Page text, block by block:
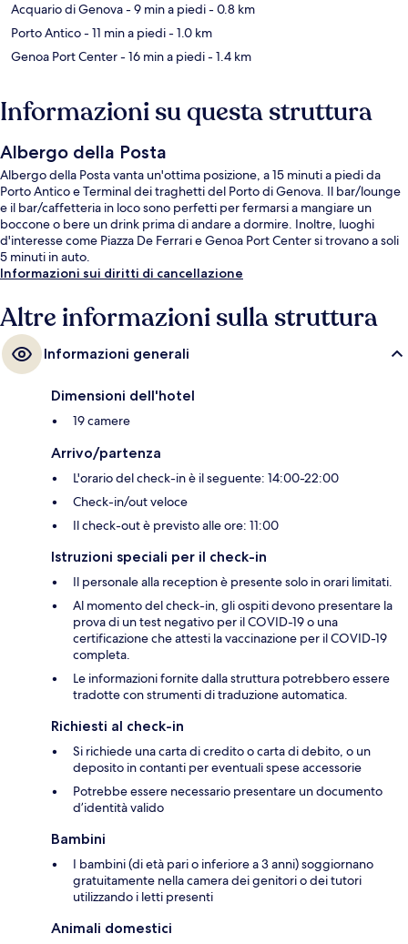
Acquario di Genova- 9 min a piedi- 0.8 km
Porto Antico- 11 min a piedi- 1.0 km
Genoa Port Center- 16 min a piedi- 1.4 km
Informazioni su questa struttura
Albergo della Posta
Albergo della Posta vanta un'ottima posizione, a 15 minuti a piedi da
Porto Antico e Terminal dei traghetti del Porto di Genova. Il bar/lounge
e il bar/caffetteria in loco sono perfetti per fermarsi a mangiare un
boccone o bere un drink prima di andare a dormire. Inoltre, luoghi
d'interesse come Piazza De Ferrari e Genoa Port Center si trovano a soli
5 minuti in auto.
Informazioni sui diritti di cancellazione
Altre informazioni sulla struttura
Informazioni generali
Dimensioni dell'hotel
19 camere
Arrivo/partenza
L'orario del check-in è il seguente: 14:00-22:00
Check-in/out veloce
Il check-out è previsto alle ore: 11:00
Istruzioni speciali per il check-in
Il personale alla reception è presente solo in orari limitati.
Al momento del check-in, gli ospiti devono presentare la
prova di un test negativo per il COVID-19 o una
certificazione che attesti la vaccinazione per il COVID-19
completa.
Le informazioni fornite dalla struttura potrebbero essere
tradotte con strumenti di traduzione automatica.
Richiesti al check-in
Si richiede una carta di credito o carta di debito, o un
deposito in contanti per eventuali spese accessorie
Potrebbe essere necessario presentare un documento
d’identità valido
Bambini
I bambini (di età pari o inferiore a 3 anni) soggiornano
gratuitamente nella camera dei genitori o dei tutori
utilizzando i letti presenti
Animali domestici